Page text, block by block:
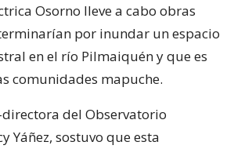
Osorno lleve a cabo obras
por inundar un espacio
en el río Pilmaiquén y que es
comunidades mapuche.
del Observatorio
Yáñez, sostuvo que esta